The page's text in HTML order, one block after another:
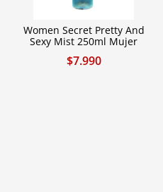
Women Secret Pretty And
Sexy Mist 250ml Mujer
$7.990